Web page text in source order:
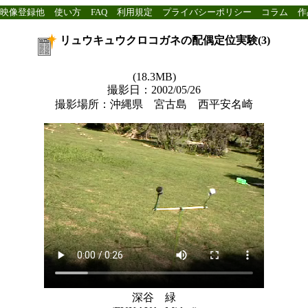
映像登録他 使い方 FAQ 利用規定 プライバシーポリシー コラム
リュウキュウクロコガネの配偶定位実験(3)
(18.3MB)
撮影日：2002/05/26
撮影場所：沖縄県 宮古島 西平安名崎
深谷 緑